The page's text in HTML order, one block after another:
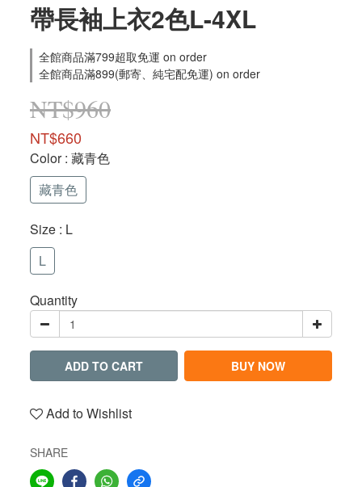
帶長袖上衣2色L-4XL
全館商品滿799超取免運 on order
全館商品滿899(郵寄、純宅配免運) on order
NT$960
NT$660
Color: 藏青色
藏青色
Size : L
L
Quantity
ADD TO CART BUY NOW
Add to Wishlist
SHARE